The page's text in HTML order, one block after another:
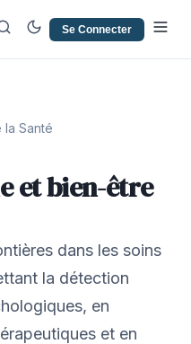
Se Connecter
Santé
et bien-être
dans les soins
la détection
en
et en